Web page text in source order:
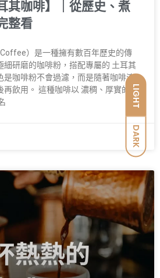
LIGHT
DARK
其咖啡】｜從歷史、煮
整看
）是一種擁有數百年歷史的傳
細研磨的咖啡粉，搭配專屬的 土耳其
是咖啡粉不會過濾，而是隨著咖啡液
飲用。 這種咖啡以 濃稠、厚實的